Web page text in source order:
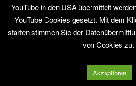
Vom Nutzen des Unnützen in
Familientherapie, Heilkunde
Upcycling Life with
YouTube in den USA übermittelt
YouTube Cookies gesetzt. Mit dem
starten stimmen Sie der
von Cookies zu.
Akzeptieren